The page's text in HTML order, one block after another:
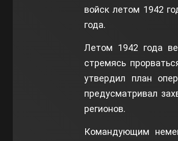
войск летом 1942
года.
Летом 1942 года
стремясь
утвердил план
предусматривал
регионов.
Командующим